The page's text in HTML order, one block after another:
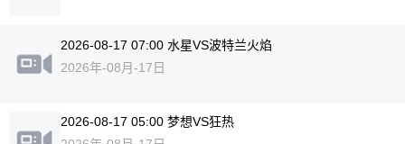
2026-08-17 07:00 水星VS波特兰火焰
2026年-08月-17日
2026-08-17 05:00 梦想VS狂热